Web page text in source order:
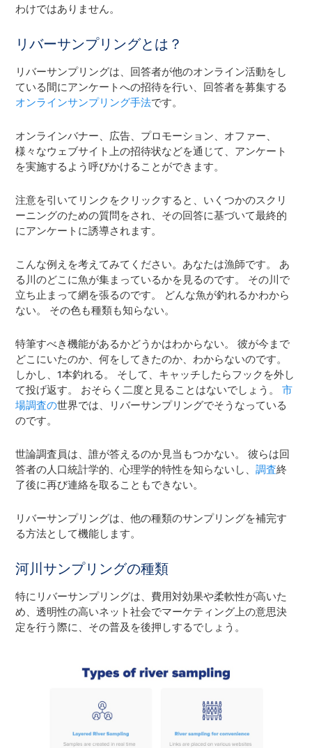
わけではありません。
リバーサンプリングとは？
リバーサンプリングは、回答者が他のオンライン活動をし
ている間にアンケートへの招待を行い、回答者を募集する
オンラインサンプリング手法です。
オンラインバナー、広告、プロモーション、オファー、
様々なウェブサイト上の招待状などを通じて、アンケート
を実施するよう呼びかけることができます。
注意を引いてリンクをクリックすると、いくつかのスクリ
ーニングのための質問をされ、その回答に基づいて最終的
にアンケートに誘導されます。
こんな例えを考えてみてください。あなたは漁師です。 あ
る川のどこに魚が集まっているかを見るのです。 その川で
立ち止まって網を張るのです。 どんな魚が釣れるかわから
ない。 その色も種類も知らない。
特筆すべき機能があるかどうかはわからない。 彼が今まで
どこにいたのか、何をしてきたのか、わからないのです。
しかし、1本釣れる。 そして、キャッチしたらフックを外し
て投げ返す。 おそらく二度と見ることはないでしょう。市
場調査の世界では、リバーサンプリングでそうなっている
のです。
世論調査員は、誰が答えるのか見当もつかない。 彼らは回
答者の人口統計学的、心理学的特性を知らないし、調査終
了後に再び連絡を取ることもできない。
リバーサンプリングは、他の種類のサンプリングを補完す
る方法として機能します。
河川サンプリングの種類
特にリバーサンプリングは、費用対効果や柔軟性が高いた
め、透明性の高いネット社会でマーケティング上の意思決
定を行う際に、その普及を後押しするでしょう。